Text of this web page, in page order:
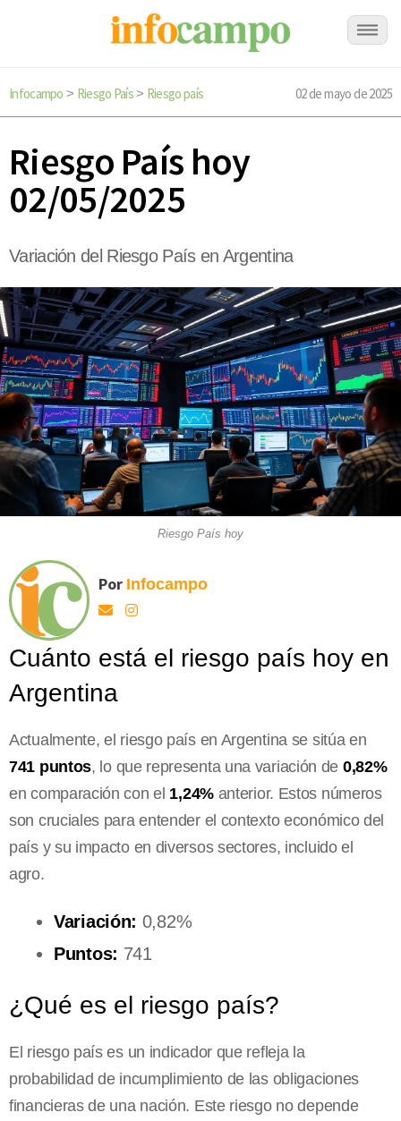
Infocampo > Riesgo País> Riesgo país 02 de mayo de 2025
Riesgo País hoy
02/05/2025
Variación del Riesgo País en Argentina
Riesgo País hoy
Por Infocampo
Cuánto está el riesgo país hoy en
Argentina
Actualmente, el riesgo país en Argentina se sitúa en
741 puntos, lo que representa una variación de 0,82%
en comparación con el 1,24%anterior. Estos números
son cruciales para entender el contexto económico del
país y su impacto en diversos sectores, incluido el
agro.
Variación: 0,82%
Puntos: 741
¿Qué es el riesgo país?
El riesgo país es un indicador que refleja la
probabilidad de incumplimiento de las obligaciones
financieras de una nación. Este riesgo no depende